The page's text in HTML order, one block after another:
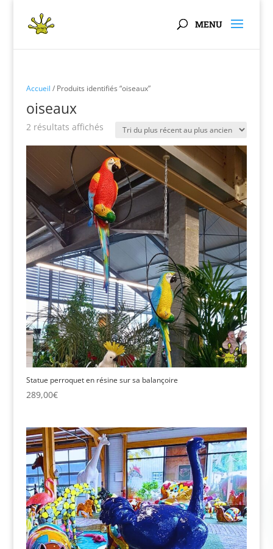
Accueil / Produits identifiés “oiseaux”
oiseaux
2 résultats affichésTrié
plus
récent
au
plus
ancien
Statue perroquet en résine sur sa balançoire
289,00€